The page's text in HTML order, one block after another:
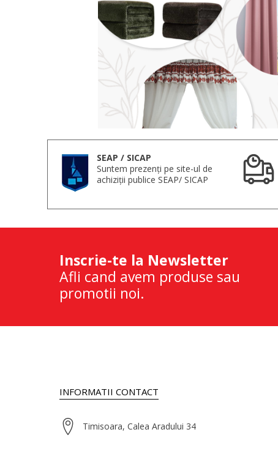
SEAP / SICAP
Suntem prezenți pe site-ul de
achiziții publice SEAP/ SICAP
Inscrie-te la Newsletter
Afli cand avem produse sau
promotii noi.
INFORMATII CONTACT
Timisoara, Calea Aradului 34